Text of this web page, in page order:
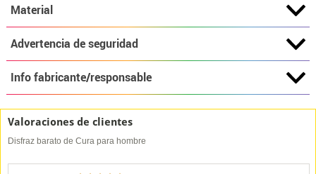
Material
Advertencia de seguridad
Info fabricante/responsable
Valoraciones de clientes
Disfraz barato de Cura para hombre